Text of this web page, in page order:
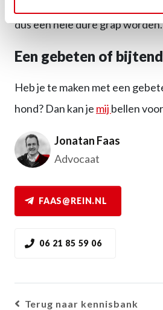
zorgen dat jouw hond niet bijt,
dus een hele dure grap worden.
Een gebeten of
Heb je te maken met een
hond? Dan kan je mij bellen
Jonatan Faas
Advocaat
FAAS@REIN.NL
06 21 85 59 06
Terug naar kennisbank